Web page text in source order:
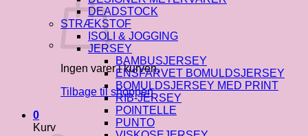
Ingen varer i kurven.
Tilbage til shoppen
0
Kurv
DEADSTOCK
STRÆKSTOF
ISOLI & JOGGING
JERSEY
BAMBUSJERSEY
ENSFARVET BOMULDSJERSEY
BOMULDSJERSEY MED PRINT
RIB-JERSEY
POINTELLE
PUNTO